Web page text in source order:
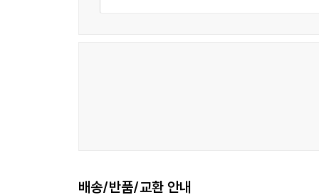
배송/반품/교환 안내